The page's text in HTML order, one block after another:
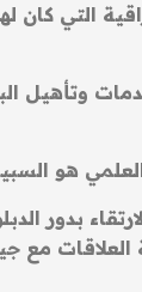
التي كان
وتأهيل
هو
بدور
مع